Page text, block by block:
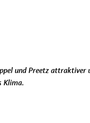
und Preetz attraktiver
Klima.